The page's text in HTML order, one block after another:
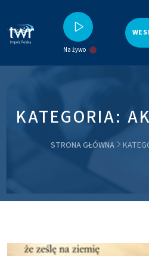
Na żywo
KATEGORIA:
STRONA GŁÓWNA